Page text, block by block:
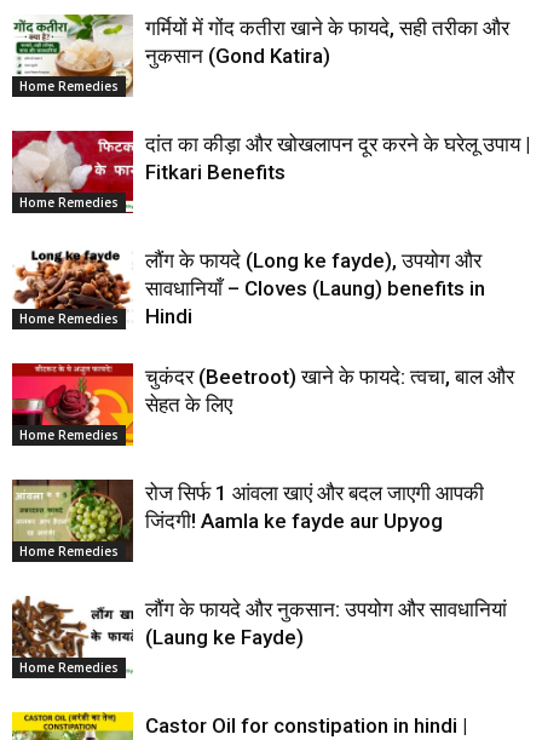
Home Remedies
गर्मियों में गोंद कतीरा खाने के फायदे, सही तरीका और
नुकसान (Gond Katira)
Home Remedies
दांत का कीड़ा और खोखलापन दूर करने के घरेलू उपाय |
Fitkari Benefits
Home Remedies
लौंग के फायदे (Long ke fayde), उपयोग और
सावधानियाँ – Cloves (Laung) benefits in
Hindi
Home Remedies
चुकंदर (Beetroot) खाने के फायदे: त्वचा, बाल और
सेहत के लिए
Home Remedies
रोज सिर्फ 1 आंवला खाएं और बदल जाएगी आपकी
जिंदगी! Aamla ke fayde aur Upyog
Home Remedies
लौंग के फायदे और नुकसान: उपयोग और सावधानियां
(Laung ke Fayde)
Castor Oil for constipation in hindi |